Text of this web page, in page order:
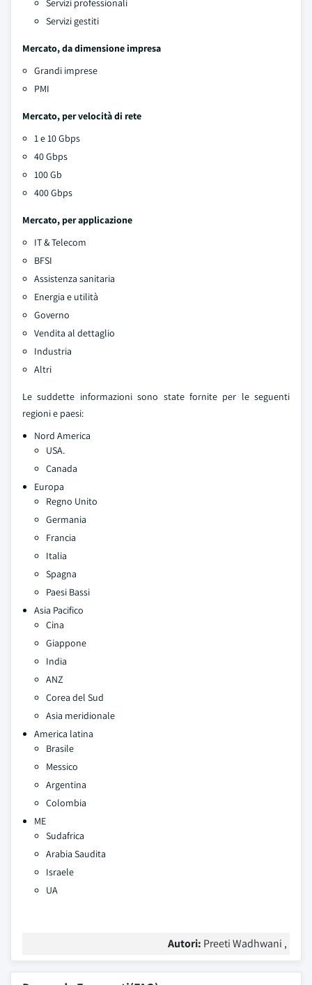
Servizi professionali
Servizi gestiti
Mercato, da dimensione impresa
Grandi imprese
PMI
Mercato, per velocità di rete
1 e 10 Gbps
40 Gbps
100 Gb
400 Gbps
Mercato, per applicazione
IT & Telecom
BFSI
Assistenza sanitaria
Energia e utilità
Governo
Vendita al dettaglio
Industria
Altri
Le suddette informazioni sono state fornite per le seguenti
regioni e paesi:
Nord America
USA.
Canada
Europa
Regno Unito
Germania
Francia
Italia
Spagna
Paesi Bassi
Asia Pacifico
Cina
Giappone
India
ANZ
Corea del Sud
Asia meridionale
America latina
Brasile
Messico
Argentina
Colombia
ME
Sudafrica
Arabia Saudita
Israele
UA
Autori: Preeti Wadhwani ,